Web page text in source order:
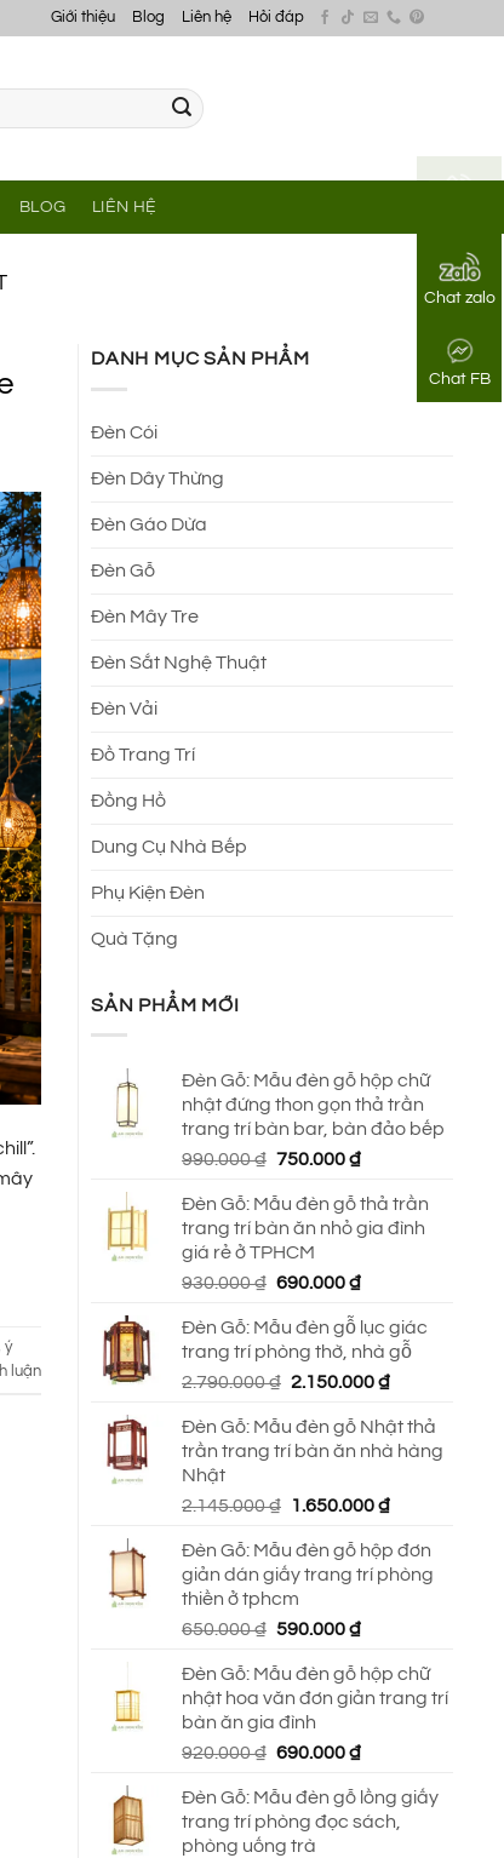
Chat zalo
Chat FB
Giới thiệu Blog Liên hệ Hỏi đáp
BLOG LIÊN HỆ
ý
luận
DANH MỤC SẢN PHẨM
Đèn Cói
Đèn Dây Thừng
Đèn Gáo Dừa
Đèn Gỗ
Đèn Mây Tre
Đèn Sắt Nghệ Thuật
Đèn Vải
Đồ Trang Trí
Đồng Hồ
Dung Cụ Nhà Bếp
Phụ Kiện Đèn
Quà Tặng
SẢN PHẨM MỚI
Đèn Gỗ: Mẫu đèn gỗ hộp chữ
nhật đứng thon gọn thả trần
trang trí bàn bar, bàn đảo bếp
990.000₫ Giá
là:
990.000 ₫.
750.000₫Giá
tại
là:
Đèn Gỗ: Mẫu đèn gỗ thả trần
trang trí bàn ăn nhỏ gia đình
giá rẻ ở TPHCM
930.000₫ Giá
là:
930.000 ₫.
690.000₫Giá
tại
là:
690.000 ₫.
Đèn Gỗ: Mẫu đèn gỗ lục giác
trang trí phòng thờ, nhà gỗ
2.790.000₫ Giá
là:
2.790.000 ₫.
2.150.000₫Giá
tại
là:
Đèn Gỗ: Mẫu đèn gỗ Nhật thả
trần trang trí bàn ăn nhà hàng
Nhật
2.145.000₫
Giá
là:
2.145.000 ₫.
1.650.000₫Giá
tại
là:
Đèn Gỗ: Mẫu đèn gỗ hộp đơn
giản dán giấy trang trí phòng
thiền ở tphcm
650.000₫ Giá
là:
650.000 ₫.
590.000₫Giá
tại
là:
Đèn Gỗ: Mẫu đèn gỗ hộp chữ
nhật hoa văn đơn giản trang trí
bàn ăn gia đình
920.000₫ Giá
là:
920.000 ₫.
690.000₫Giá
tại
là:
Đèn Gỗ: Mẫu đèn gỗ lồng giấy
trang trí phòng đọc sách,
phòng uống trà